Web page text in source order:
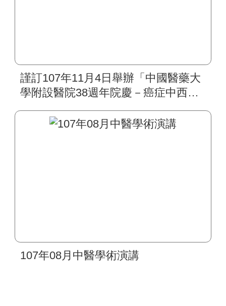
謹訂107年11月4日舉辦「中國醫藥大
學附設醫院38週年院慶－癌症中西整
107年08月中醫學術演講